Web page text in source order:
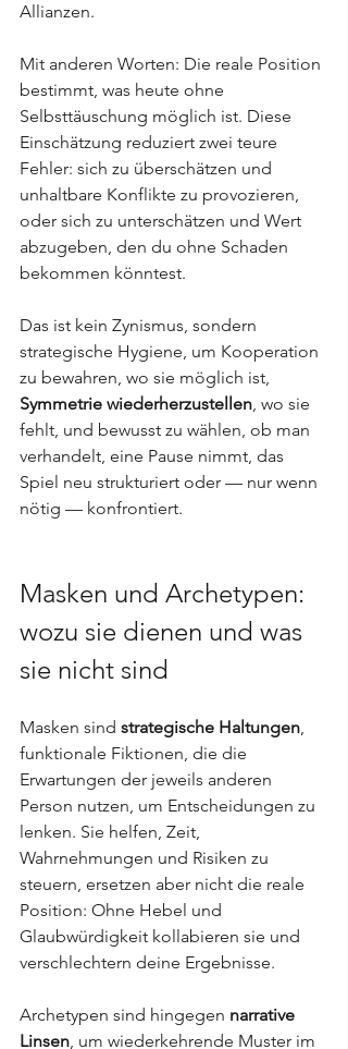
Allianzen.
Mit anderen Worten: Die reale Position
bestimmt, was heute ohne
Selbsttäuschung möglich ist. Diese
Einschätzung reduziert zwei teure
Fehler: sich zu überschätzen und
unhaltbare Konflikte zu provozieren,
oder sich zu unterschätzen und Wert
abzugeben, den du ohne Schaden
bekommen könntest.
Das ist kein Zynismus, sondern
strategische Hygiene, um Kooperation
zu bewahren, wo sie möglich ist,
Symmetrie wiederherzustellen, wo sie
fehlt, und bewusst zu wählen, ob man
verhandelt, eine Pause nimmt, das
Spiel neu strukturiert oder — nur wenn
nötig — konfrontiert.
Masken und Archetypen:
wozu sie dienen und was
sie nicht sind
Masken sind strategische Haltungen,
funktionale Fiktionen, die die
Erwartungen der jeweils anderen
Person nutzen, um Entscheidungen zu
lenken. Sie helfen, Zeit,
Wahrnehmungen und Risiken zu
steuern, ersetzen aber nicht die reale
Position: Ohne Hebel und
Glaubwürdigkeit kollabieren sie und
verschlechtern deine Ergebnisse.
Archetypen sind hingegen narrative
Linsen, um wiederkehrende Muster im